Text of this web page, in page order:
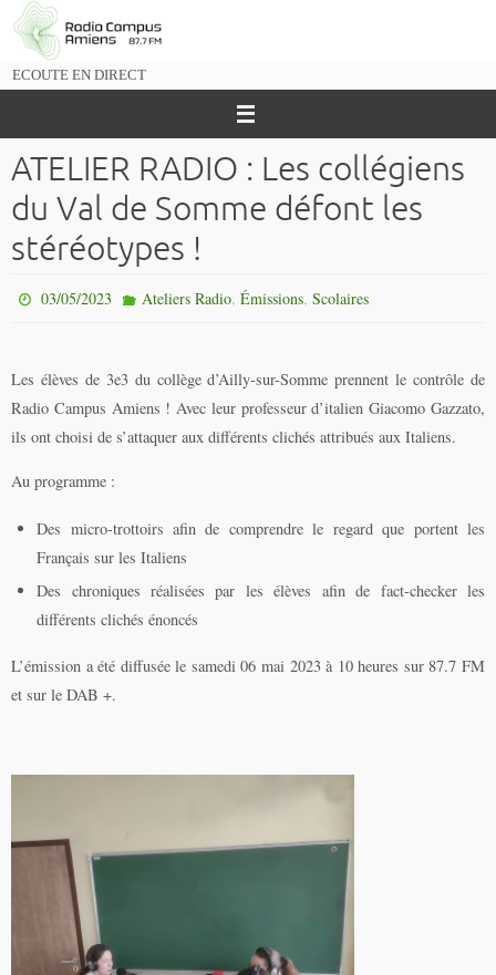
Passer
vers
ECOUTE EN DIRECT
ATELIER RADIO : Les collégiens
du Val de Somme défont les
stéréotypes !
03/05/2023 Ateliers Radio, Émissions, Scolaires
Les élèves de 3e3 du collège d’Ailly-sur-Somme prennent le contrôle de
Radio Campus Amiens ! Avec leur professeur d’italien Giacomo Gazzato,
ils ont choisi de s’attaquer aux différents clichés attribués aux Italiens.
Au programme :
Des micro-trottoirs afin de comprendre le regard que portent les
Français sur les Italiens
Des chroniques réalisées par les élèves afin de fact-checker les
différents clichés énoncés
L’émission a été diffusée le samedi 06 mai 2023 à 10 heures sur 87.7 FM
et sur le DAB +.